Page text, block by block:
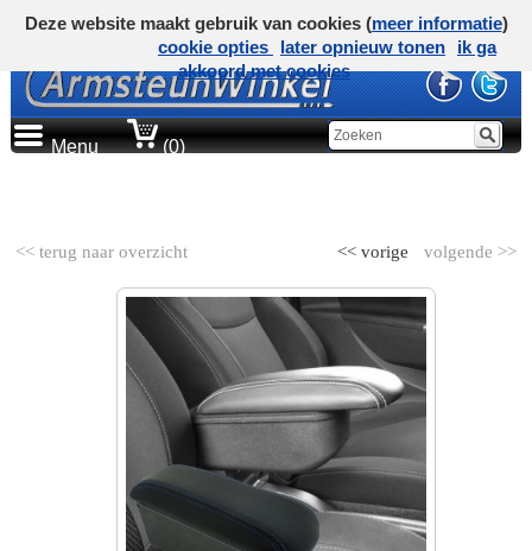
Menu (0)
<< terug naar overzicht volgende >>
<< vorige
Deze website maakt gebruik van cookies (meer informatie)
cookie opties
later opnieuw tonen
ik ga
akkoord met cookies